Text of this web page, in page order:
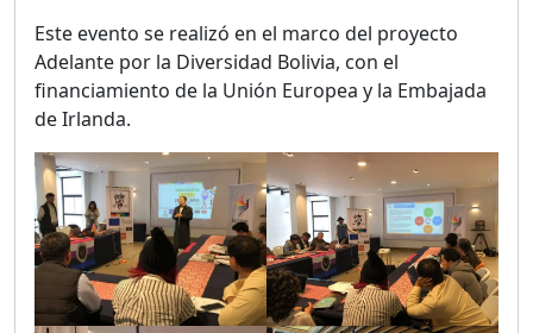
Este evento se realizó en el marco del proyecto
Adelante por la Diversidad Bolivia, con el
financiamiento de la Unión Europea y la Embajada
de Irlanda.